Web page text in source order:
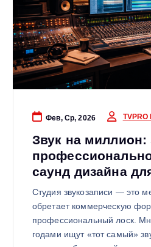
Фев, Ср, 2026 TVPRO
Звук на миллион:
саунд дизайна
Студия звукозаписи — это
обретает коммерческую
профессиональный лоск.
годами ищут «тот самый»